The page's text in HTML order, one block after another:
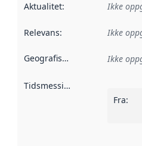
Aktualitet: Ikke
Relevans: Ikke
Geografisk avgrensning :
Ikke
Tidsmessig avgrensning
Fra: